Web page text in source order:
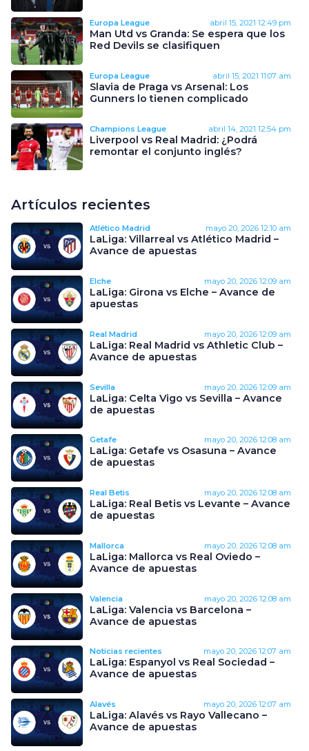
Europa League abril 15, 2021 12:49 pm
Man Utd vs Granda: Se espera que los
Red Devils se clasifiquen
Europa League abril 15, 2021 11:07 am
Slavia de Praga vs Arsenal: Los
Gunners lo tienen complicado
Champions League abril 14, 2021 12:54 pm
Liverpool vs Real Madrid: ¿Podrá
remontar el conjunto inglés?
Artículos recientes
Atlético Madrid mayo 20, 2026 12:10 am
LaLiga: Villarreal vs Atlético Madrid –
Avance de apuestas
Elche mayo 20, 2026 12:09 am
LaLiga: Girona vs Elche – Avance de
apuestas
Real Madrid mayo 20, 2026 12:09 am
LaLiga: Real Madrid vs Athletic Club –
Avance de apuestas
Sevilla mayo 20, 2026 12:09 am
LaLiga: Celta Vigo vs Sevilla – Avance
de apuestas
Getafe mayo 20, 2026 12:08 am
LaLiga: Getafe vs Osasuna – Avance
de apuestas
Real Betis mayo 20, 2026 12:08 am
LaLiga: Real Betis vs Levante – Avance
de apuestas
Mallorca mayo 20, 2026 12:08 am
LaLiga: Mallorca vs Real Oviedo –
Avance de apuestas
Valencia mayo 20, 2026 12:08 am
LaLiga: Valencia vs Barcelona –
Avance de apuestas
Noticias recientes mayo 20, 2026 12:07 am
LaLiga: Espanyol vs Real Sociedad –
Avance de apuestas
Alavés mayo 20, 2026 12:07 am
LaLiga: Alavés vs Rayo Vallecano –
Avance de apuestas